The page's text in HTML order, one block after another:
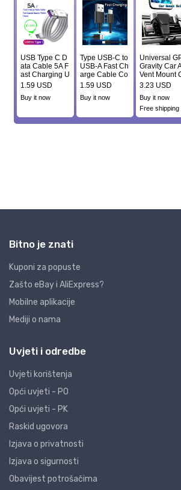
Bitno je znati
Kuponi za popuste
Zašto eBay i AliExpress?
Mobilne aplikacije
Mediji o nama
Uvjeti i odredbe
Uvjeti korištenja
Opći uvjeti - PO
Opći uvjeti - PK
Raskid ugovora
Izjava o privatnosti
Izjava o sigurnosti
Obavijest potrošačima